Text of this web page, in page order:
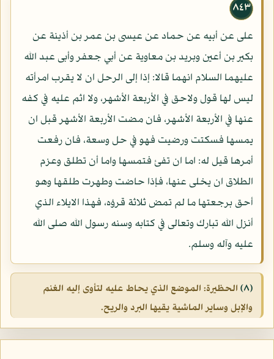
٨٤٣
على عن أبيه عن حماد عن عيسى بن عمر بن أذينة عن
بكير بن أعين وبريد بن معاوية عن أبي جعفر وأبى عبد الله
عليهما السلام انهما قالا: إذا إلى الرحل ان لا يقرب امرأته
ليس لها قول ولاحق في الأربعة الأشهر، ولا اثم عليه في كفه
عنها في الأربعة الأشهر، فان مضت الأربعة الأشهر قبل ان
يمسها فسكتت ورضيت فهو في حل وسعة، فان رفعت
أمرها قيل له: اما ان تفئ فتمسها واما أن تطلق وعزم
الطلاق ان يخلى عنها، فإذا حاضت وطهرت طلقها وهو
أحق برجعتها ما لم تمض ثلاثة قرؤه، فهذا الايلاء الذي
أنزل الله تبارك وتعالى في كتابه وسنه رسول الله صلى الله
عليه وآله وسلم.
(٨)
الحظيرة: الموضع الذي يحاط عليه لتأوى إليه الغنم
والإبل وساير الماشية يقيها البرد والريح.